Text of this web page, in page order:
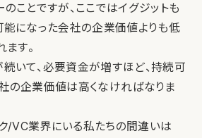
ことですが、ここではイグジットも
能になった会社の企業価値よりも低
す。
いて、必要資金が増すほど、持続可
の企業価値は高くなければなりま
/VC業界にいる私たちの間違いは